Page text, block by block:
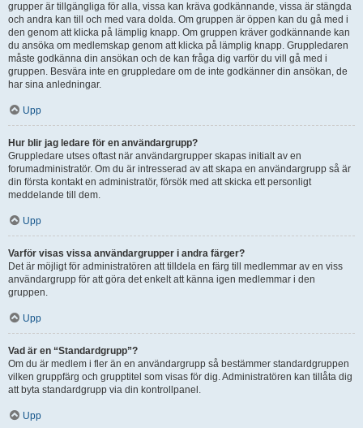
grupper är tillgängliga för alla, vissa kan kräva godkännande, vissa är stängda
och andra kan till och med vara dolda. Om gruppen är öppen kan du gå med i
den genom att klicka på lämplig knapp. Om gruppen kräver godkännande kan
du ansöka om medlemskap genom att klicka på lämplig knapp. Gruppledaren
måste godkänna din ansökan och de kan fråga dig varför du vill gå med i
gruppen. Besvära inte en gruppledare om de inte godkänner din ansökan, de
har sina anledningar.
Upp
Hur blir jag ledare för en användargrupp?
Gruppledare utses oftast när användargrupper skapas initialt av en
forumadministratör. Om du är intresserad av att skapa en användargrupp så är
din första kontakt en administratör, försök med att skicka ett personligt
meddelande till dem.
Upp
Varför visas vissa användargrupper i andra färger?
Det är möjligt för administratören att tilldela en färg till medlemmar av en viss
användargrupp för att göra det enkelt att känna igen medlemmar i den
gruppen.
Upp
Vad är en “Standardgrupp”?
Om du är medlem i fler än en användargrupp så bestämmer standardgruppen
vilken gruppfärg och grupptitel som visas för dig. Administratören kan tillåta dig
att byta standardgrupp via din kontrollpanel.
Upp